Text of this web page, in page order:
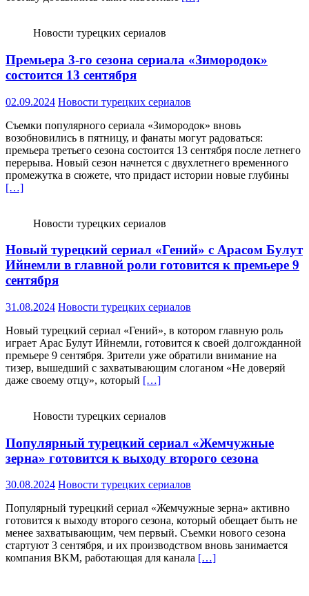
Новости турецких сериалов
Премьера 3-го сезона сериала «Зимородок»
состоится 13 сентября
02.09.2024 Новости турецких сериалов
Съемки популярного сериала «Зимородок» вновь
возобновились в пятницу, и фанаты могут радоваться:
премьера третьего сезона состоится 13 сентября после летнего
перерыва. Новый сезон начнется с двухлетнего временного
промежутка в сюжете, что придаст истории новые глубины
[…]
Новости турецких сериалов
Новый турецкий сериал «Гений» с Арасом Булут
Ийнемли в главной роли готовится к премьере 9
сентября
31.08.2024 Новости турецких сериалов
Новый турецкий сериал «Гений», в котором главную роль
играет Арас Булут Ийнемли, готовится к своей долгожданной
премьере 9 сентября. Зрители уже обратили внимание на
тизер, вышедший с захватывающим слоганом «Не доверяй
даже своему отцу», который […]
Новости турецких сериалов
Популярный турецкий сериал «Жемчужные
зерна» готовится к выходу второго сезона
30.08.2024 Новости турецких сериалов
Популярный турецкий сериал «Жемчужные зерна» активно
готовится к выходу второго сезона, который обещает быть не
менее захватывающим, чем первый. Съемки нового сезона
стартуют 3 сентября, и их производством вновь занимается
компания BKM, работающая для канала […]